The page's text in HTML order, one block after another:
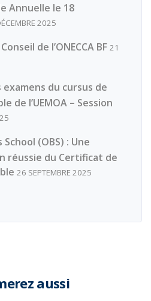
Annuelle le 18
2025
de l’ONECCA BF 21
du cursus de
de l’UEMOA – Session
School (OBS) : Une
réussie du Certificat de
26 SEPTEMBRE 2025
aussi